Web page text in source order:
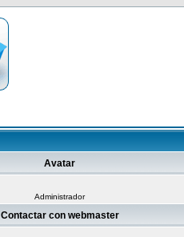
Avatar
Administrador
Contactar con webmaster